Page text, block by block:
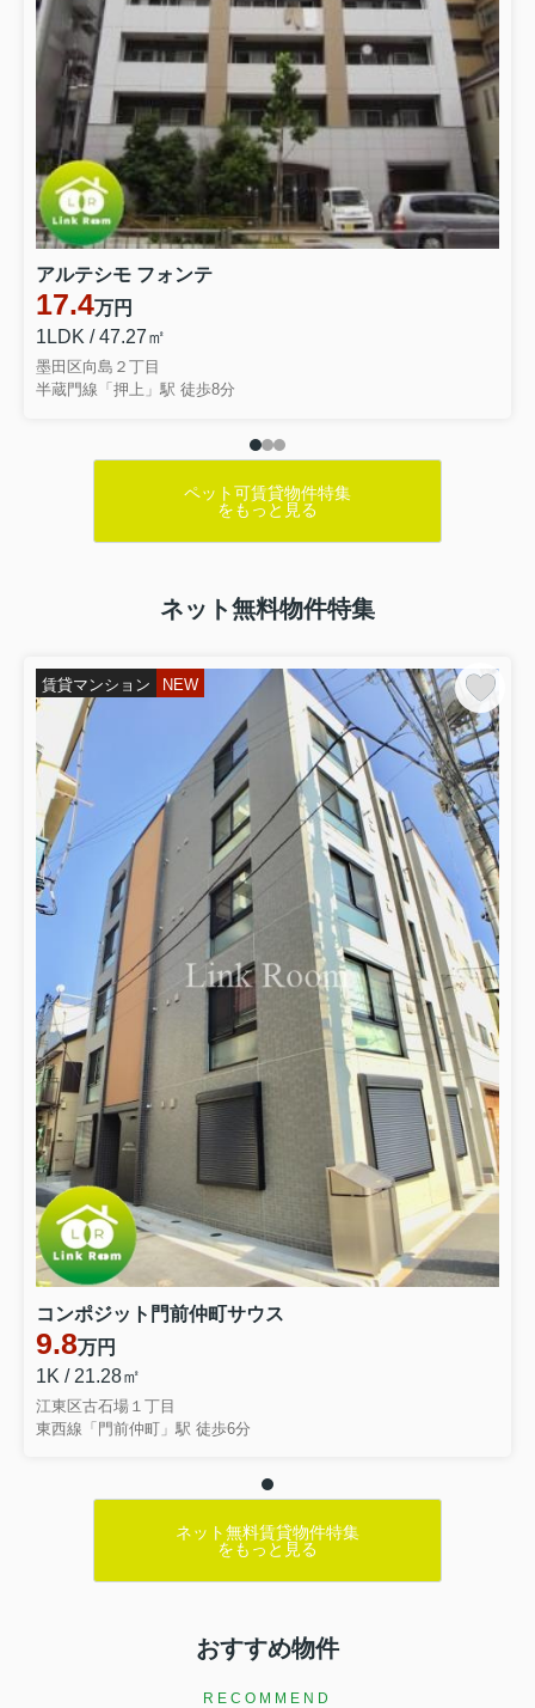
アルテシモ フォンテ
17.4万円
1LDK / 47.27㎡
墨田区向島２丁目
半蔵門線「押上」駅 徒歩8分
ペット可賃貸物件特集
をもっと見る
ネット無料物件特集
賃貸マンション NEW
コンポジット門前仲町サウス
9.8万円
1K / 21.28㎡
江東区古石場１丁目
東西線「門前仲町」駅 徒歩6分
ネット無料賃貸物件特集
をもっと見る
おすすめ物件
RECOMMEND